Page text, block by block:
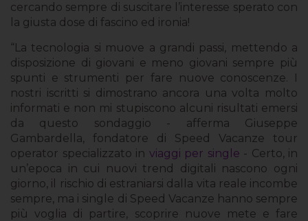
cercando sempre di suscitare l’interesse sperato con
la giusta dose di fascino ed ironia!
“La tecnologia si muove a grandi passi, mettendo a
disposizione di giovani e meno giovani sempre più
spunti e strumenti per fare nuove conoscenze. I
nostri iscritti si dimostrano ancora una volta molto
informati e non mi stupiscono alcuni risultati emersi
da questo sondaggio - afferma Giuseppe
Gambardella, fondatore di Speed Vacanze tour
operator specializzato in viaggi per single - Certo, in
un’epoca in cui nuovi trend digitali nascono ogni
giorno, il rischio di estraniarsi dalla vita reale incombe
sempre, ma i single di Speed Vacanze hanno sempre
più voglia di partire, scoprire nuove mete e fare